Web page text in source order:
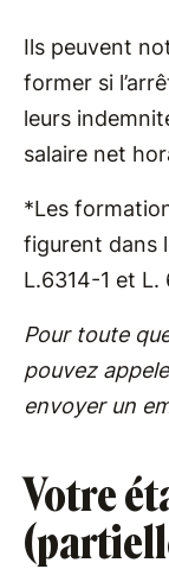
Ils peuvent
former si
leurs
salaire net
*Les
figurent dans
L.6314-1 et L.
Pour toute
pouvez
envoyer un
Votre